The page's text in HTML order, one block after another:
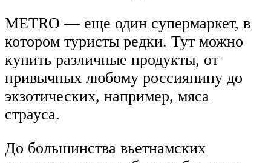
METRO — еще один супермаркет, в
котором туристы редки. Тут можно
купить различные продукты, от
привычных любому россиянину до
экзотических, например, мяса
страуса.
До большинства вьетнамских